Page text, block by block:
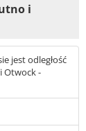
i
jest odległość
Otwock -